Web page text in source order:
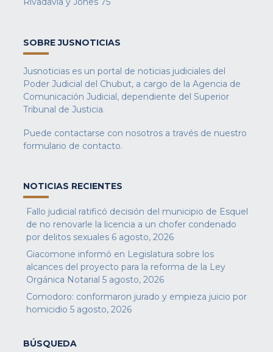
SOBRE JUSNOTICIAS
Jusnoticias es un portal de noticias judiciales del
Poder Judicial del Chubut, a cargo de la Agencia de
Comunicación Judicial, dependiente del Superior
Tribunal de Justicia.
Puede contactarse con nosotros a través de nuestro
formulario de contacto.
NOTICIAS RECIENTES
Fallo judicial ratificó decisión del municipio de Esquel
de no renovarle la licencia a un chofer condenado
por delitos sexuales 6 agosto, 2026
Giacomone informó en Legislatura sobre los
alcances del proyecto para la reforma de la Ley
Orgánica Notarial 5 agosto, 2026
Comodoro: conformaron jurado y empieza juicio por
homicidio 5 agosto, 2026
BÚSQUEDA